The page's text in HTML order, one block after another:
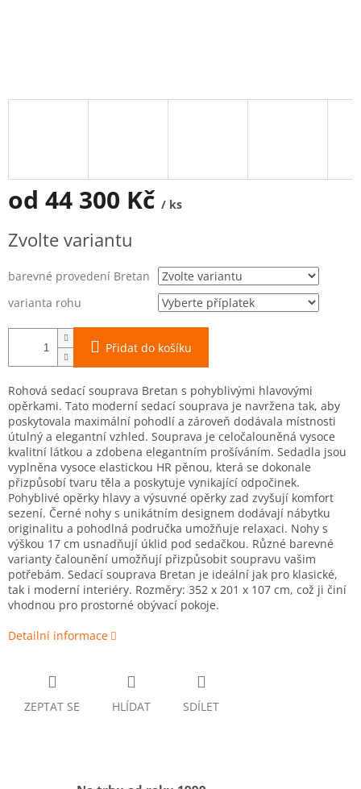
od 44 300 Kč / ks
cena:
Zvolte variantu
barevné provedení Bretan
varianta rohu
Přidat do košíku
Rohová sedací souprava Bretan s pohyblivými hlavovými
opěrkami. Tato moderní sedací souprava je navržena tak, aby
poskytovala maximální pohodlí a zároveň dodávala místnosti
útulný a elegantní vzhled. Souprava je celočalouněná vysoce
kvalitní látkou a zdobena elegantním prošíváním. Sedadla jsou
vyplněna vysoce elastickou HR pěnou, která se dokonale
přizpůsobí tvaru těla a poskytuje vynikající odpočinek.
Pohyblivé opěrky hlavy a výsuvné opěrky zad zvyšují komfort
sezení. Černé nohy s unikátním designem dodávají nábytku
originalitu a pohodlná područka umožňuje relaxaci. Nohy s
výškou 17 cm usnadňují úklid pod sedačkou. Různé barevné
varianty čalounění umožňují přizpůsobit soupravu vašim
potřebám. Sedací souprava Bretan je ideální jak pro klasické,
tak i moderní interiéry. Rozměry: 352 x 201 x 107 cm, což ji činí
vhodnou pro prostorné obývací pokoje.
Detailní informace
ZEPTAT SE HLÍDAT SDÍLET